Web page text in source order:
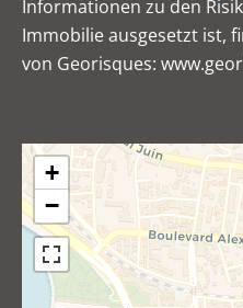
Informationen zu den
Immobilie ausgesetzt ist,
von Georisques:
+
−